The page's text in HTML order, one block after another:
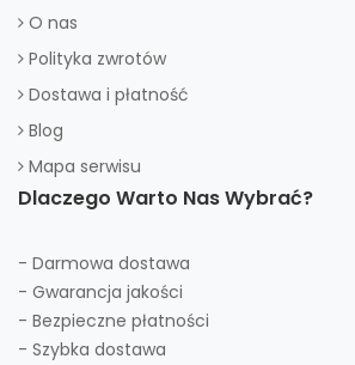
O nas
Polityka zwrotów
Dostawa i płatność
Blog
Mapa serwisu
Dlaczego Warto Nas Wybrać?
- Darmowa dostawa
- Gwarancja jakości
- Bezpieczne płatności
- Szybka dostawa